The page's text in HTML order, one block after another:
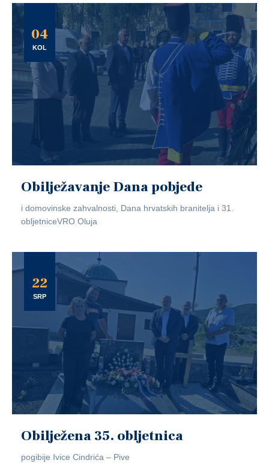
04
KOL
Obilježavanje Dana pobjede
i domovinske zahvalnosti, Dana hrvatskih branitelja i 31.
obljetniceVRO Oluja
22
SRP
Obilježena 35. obljetnica
pogibije Ivice Cindrića – Pive